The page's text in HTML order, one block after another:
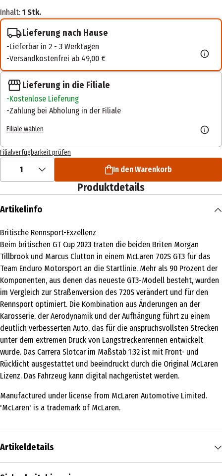
Inhalt: 1 Stk.
Lieferung nach Hause
Lieferbar in 2 - 3 Werktagen
Versandkostenfrei ab 49,00 €
Lieferung in die Filiale
Kostenlose Lieferung
Zahlung bei Abholung in der Filiale
Filiale wählen
Filialverfügbarkeit prüfen
1 In den Warenkorb
Produktdetails
Artikelinfo
Britische Rennsport-Exzellenz
Beim britischen GT Cup 2023 traten die beiden Briten Morgan
Tillbrook und Marcus Clutton in einem McLaren 702S GT3 für das
Team Enduro Motorsport an die Startlinie. Mehr als 90 Prozent der
Komponenten, aus denen das neueste GT3-Modell besteht, wurden
im Vergleich zur Straßenversion des 720S verändert und für den
Rennsport optimiert. Die Kombination aus Änderungen an der
Karosserie, der Aerodynamik und der Aufhängung führt zu einem
deutlich verbesserten Auto, das für die anspruchsvollsten Strecken
unter dem extremen Druck von Langstreckenrennen entwickelt
wurde. Das Carrera Slotcar im Maßstab 1:32 ist mit Front- und
Rücklicht ausgestattet und beeindruckt durch die Original McLaren
Lizenz. Das Fahrzeug kann digital nachgerüstet werden.
Manufactured under license from McLaren Automotive Limited.
'McLaren' is a trademark of McLaren.
Artikeldetails
Inhalt